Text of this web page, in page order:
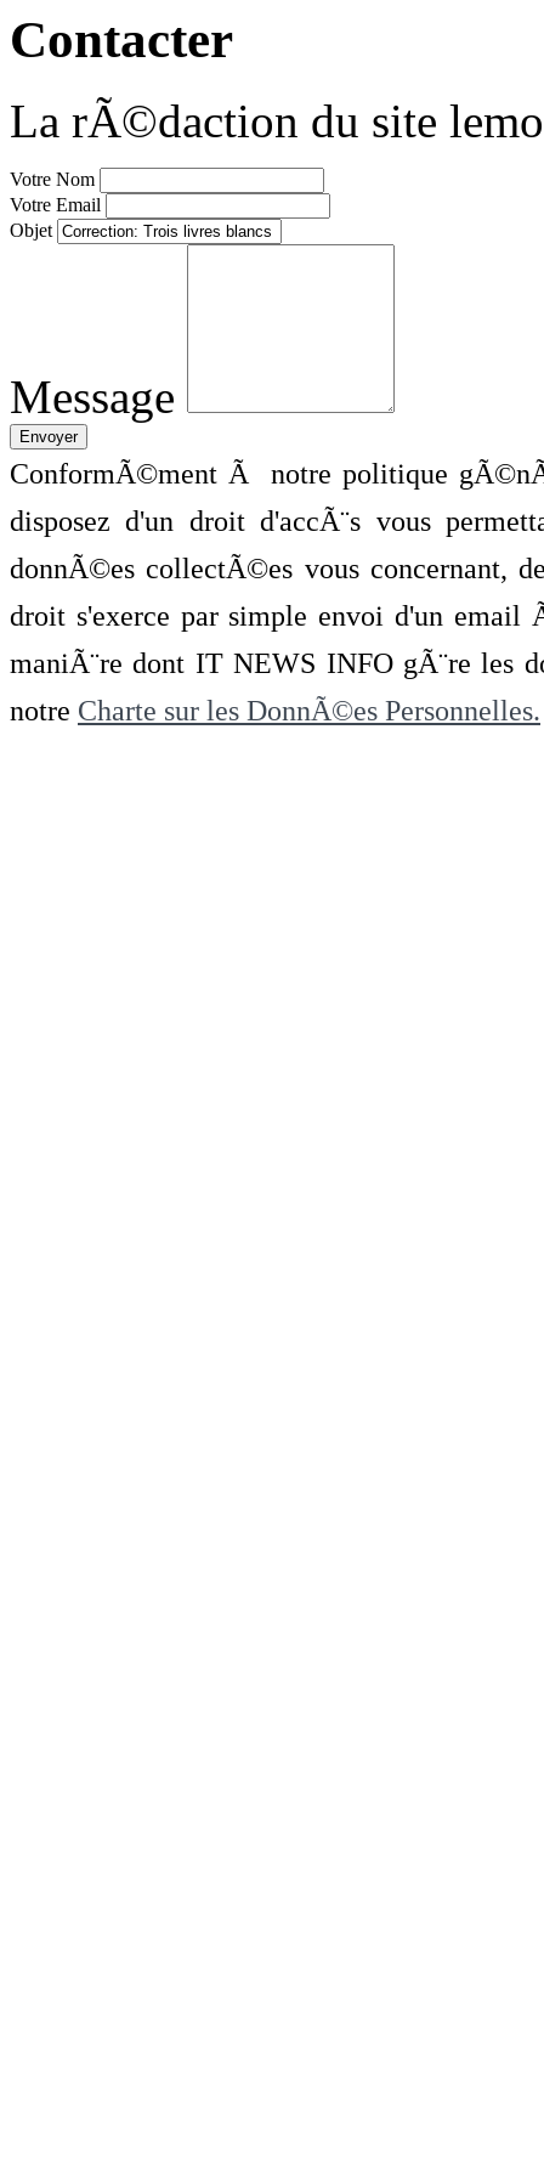
Contacter
La rÃ©daction du site
Votre Nom
Votre Email
Objet
Message
ConformÃ©ment Ã notre politique
disposez d'un droit d'accÃ¨s vous
donnÃ©es collectÃ©es vous concernant,
droit s'exerce par simple envoi d'un
maniÃ¨re dont IT NEWS INFO gÃ¨re les
notre Charte sur les DonnÃ©es Personnelles.